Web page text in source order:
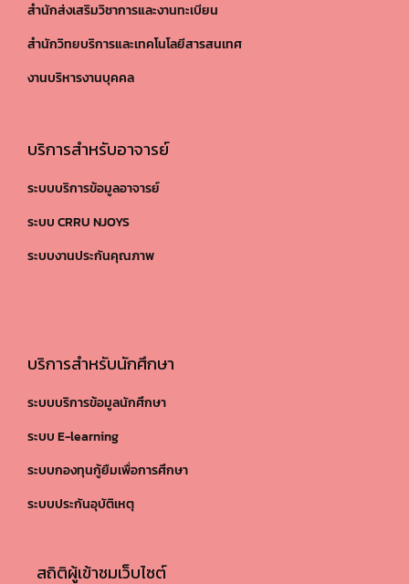
สำนักส่งเสริมวิชาการและงานทะเบียน
สำนักวิทยบริการและเทคโนโลยีสารสนเทศ
งานบริหารงานบุคคล
บริการสำหรับอาจารย์
ระบบบริการข้อมูลอาจารย์
ระบบ CRRU NJOYS
ระบบงานประกันคุณภาพ
บริการสำหรับนักศึกษา
ระบบบริการข้อมูลนักศึกษา
ระบบ E-learning
ระบบกองทุนกู้ยืมเพื่อการศึกษา
ระบบประกันอุบัติเหตุ
สถิติผู้เข้าชมเว็บไซต์